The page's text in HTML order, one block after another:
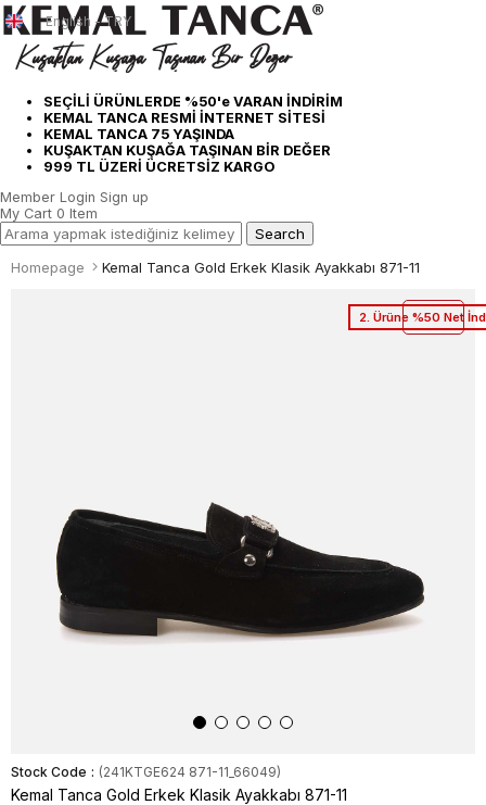
SEÇİLİ ÜRÜNLERDE %50'e VARAN İNDİRİM
KEMAL TANCA RESMİ İNTERNET SİTESİ
KEMAL TANCA 75 YAŞINDA
KUŞAKTAN KUŞAĞA TAŞINAN BİR DEĞER
999 TL ÜZERİ ÜCRETSİZ KARGO
English - TRY
Member Login Sign up
My Cart 0 Item
Homepage Kemal Tanca Gold Erkek Klasik Ayakkabı 871-11
2. Ürüne %50 Net
Stock Code (241KTGE624 871-11_66049)
Kemal Tanca Gold Erkek Klasik Ayakkabı 871-11